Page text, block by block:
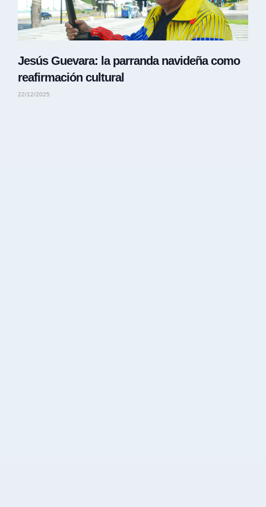
Jesús Guevara: la parranda navideña como
reafirmación cultural
22/12/2025